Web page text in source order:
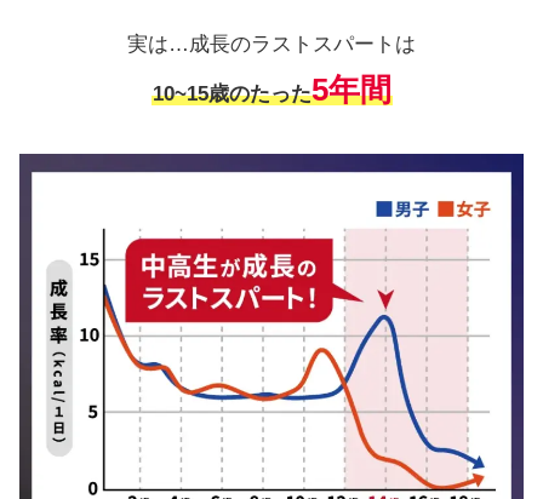
実は…成長のラストスパートは
10~15歳のたった5年間